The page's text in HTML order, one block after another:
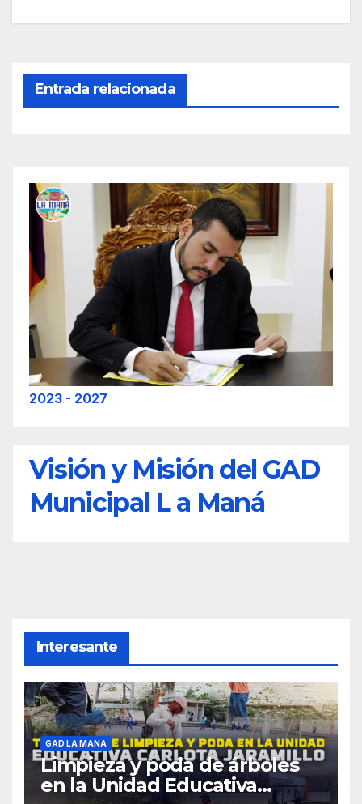
Entrada relacionada
2023 - 2027
Visión y Misión del GAD
Municipal L a Maná
Interesante
GAD LA MANA
Limpieza y poda de árboles
en la Unidad Educativa